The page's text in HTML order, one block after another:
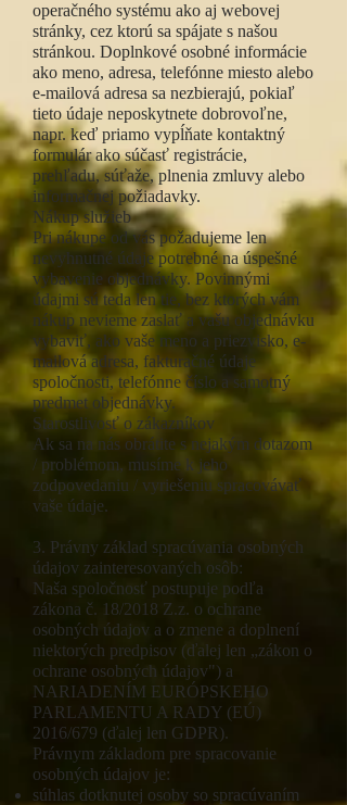
operačného systému ako aj webovej
stránky, cez ktorú sa spájate s našou
stránkou. Doplnkové osobné informácie
ako meno, adresa, telefónne miesto alebo
e-mailová adresa sa nezbierajú, pokiaľ
tieto údaje neposkytnete dobrovoľne,
napr. keď priamo vypĺňate kontaktný
formulár ako súčasť registrácie,
prehľadu, súťaže, plnenia zmluvy alebo
informačnej požiadavky.
Nákup služieb
Pri nákupe od vás požadujeme len
nevyhnutné údaje potrebné na úspešné
vybavenie objednávky. Povinnými
údajmi sú teda len tie, bez ktorých vám
nákup nevieme zaslať a vašu objednávku
vybaviť, ako vaše meno a priezvisko, e-
mailová adresa, fakturačné údaje
spoločnosti, telefónne číslo a samotný
predmet objednávky.
Starostlivosť o zákazníkov
Ak sa na nás obrátite s nejakým dotazom
/ problémom, musíme k jeho
zodpovedaniu / vyriešeniu spracovávať
vaše údaje.
3. Právny základ spracúvania osobných
údajov zainteresovaných osôb:
Naša spoločnosť postupuje podľa
zákona č. 18/2018 Z.z. o ochrane
osobných údajov a o zmene a doplnení
niektorých predpisov (ďalej len „zákon o
ochrane osobných údajov") a
NARIADENÍM EURÓPSKEHO
PARLAMENTU A RADY (EÚ)
2016/679 (ďalej len GDPR).
Právnym základom pre spracovanie
osobných údajov je:
súhlas dotknutej osoby so spracúvaním